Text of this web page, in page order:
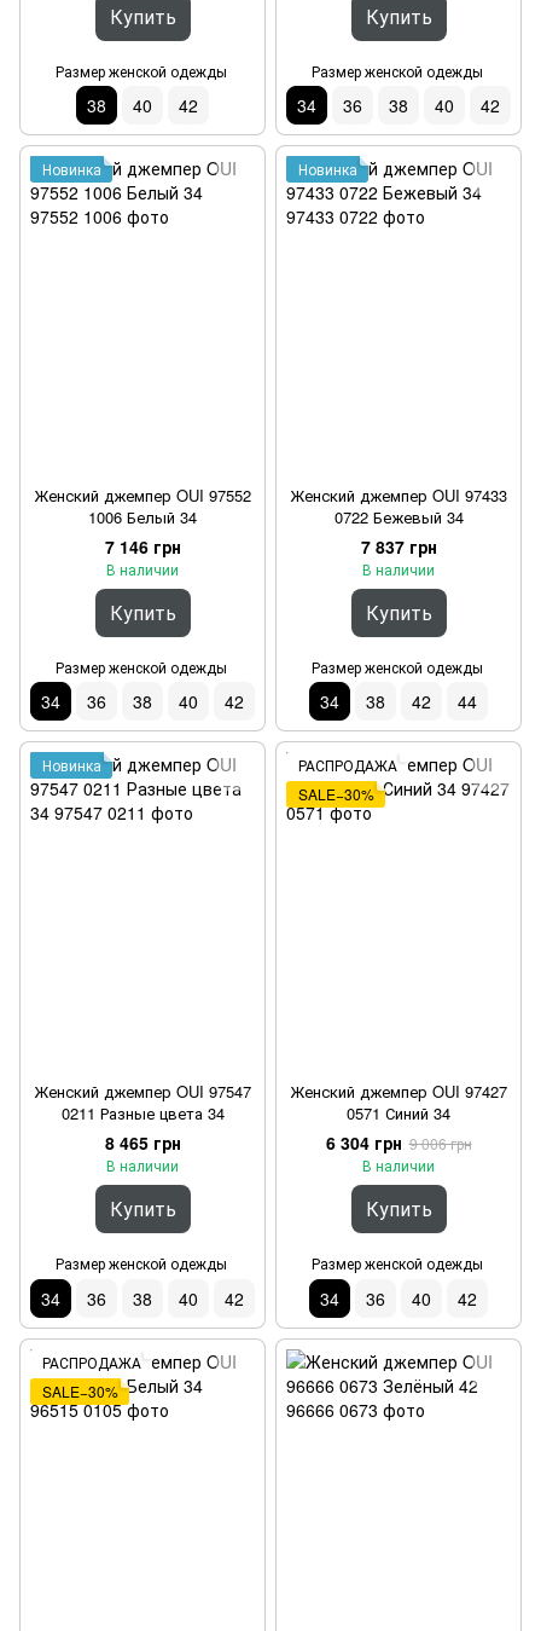
Купить
Размер женской одежды
38 40 42
Купить
Размер женской одежды
34 36 38 40 42
Новинка
Женский джемпер OUI 97552
1006 Белый 34
7 146 грн
В наличии
Купить
Размер женской одежды
34 36 38 40 42
Новинка
Женский джемпер OUI 97433
0722 Бежевый 34
7 837 грн
В наличии
Купить
Размер женской одежды
34 38 42 44
Новинка
Женский джемпер OUI 97547
0211 Разные цвета 34
8 465 грн
В наличии
Купить
Размер женской одежды
34 36 38 40 42
РАСПРОДАЖА
SALE−30%
Женский джемпер OUI 97427
0571 Синий 34
6 304 грн 9 006 грн
В наличии
Купить
Размер женской одежды
34 36 40 42
РАСПРОДАЖА
SALE−30%